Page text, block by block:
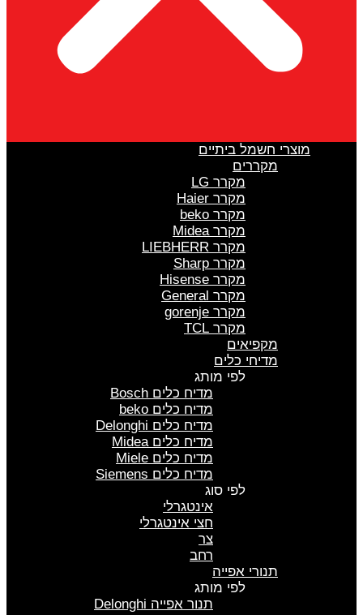
מוצרי חשמל ביתיים
מקררים
מקרר LG
מקרר Haier
מקרר beko
מקרר Midea
מקרר LIEBHERR
מקרר Sharp
מקרר Hisense
מקרר General
מקרר gorenje
מקרר TCL
מקפיאים
מדיחי כלים
לפי מותג
מדיח כלים Bosch
מדיח כלים beko
מדיח כלים Delonghi
מדיח כלים Midea
מדיח כלים Miele
מדיח כלים Siemens
לפי סוג
אינטגרלי
חצי אינטגרלי
צר
רחב
תנורי אפייה
לפי מותג
תנור אפייה Delonghi